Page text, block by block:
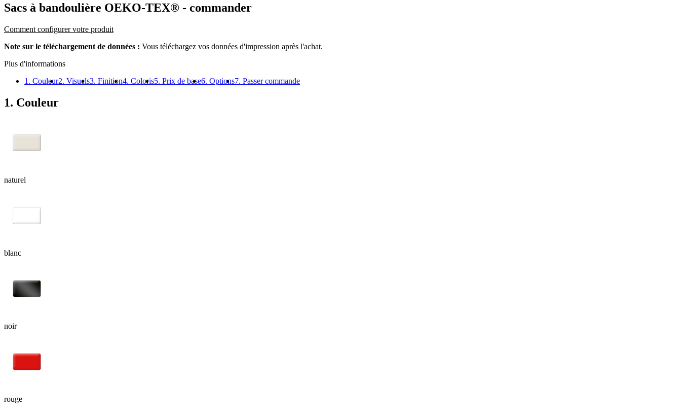
Sacs à bandoulière OEKO-TEX® - commander
Comment configurer votre produit
Note sur le téléchargement de données : Vous téléchargez vos données d'impression après l'achat.
Plus d'informations
1. Couleur2. Visuels3. Finition4. Coloris5. Prix de base6. Options7. Passer commande
1. Couleur
naturel
blanc
noir
rouge